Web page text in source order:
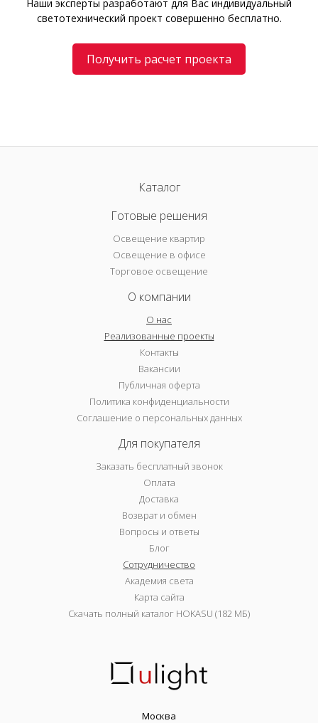
Наши эксперты разработают для Вас индивидуальный
светотехнический проект совершенно бесплатно.
Получить расчет проекта
Каталог
Готовые решения
Освещение квартир
Освещение в офисе
Торговое освещение
О компании
О нас
Реализованные проекты
Контакты
Вакансии
Публичная оферта
Политика конфиденциальности
Соглашение о персональных данных
Для покупателя
Заказать бесплатный звонок
Оплата
Доставка
Возврат и обмен
Вопросы и ответы
Блог
Сотрудничество
Академия света
Карта сайта
Скачать полный каталог HOKASU (182 МБ)
Москва